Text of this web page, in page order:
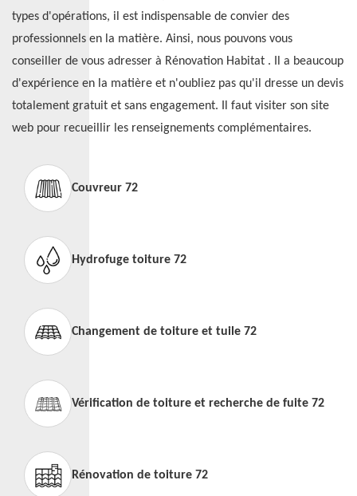
types d'opérations, il est indispensable de convier des
professionnels en la matière. Ainsi, nous pouvons vous
conseiller de vous adresser à Rénovation Habitat . Il a beaucoup
d'expérience en la matière et n'oubliez pas qu'il dresse un devis
totalement gratuit et sans engagement. Il faut visiter son site
web pour recueillir les renseignements complémentaires.
Couvreur 72
Hydrofuge toiture 72
Changement de toiture et tuile 72
Vérification de toiture et recherche de fuite 72
Rénovation de toiture 72